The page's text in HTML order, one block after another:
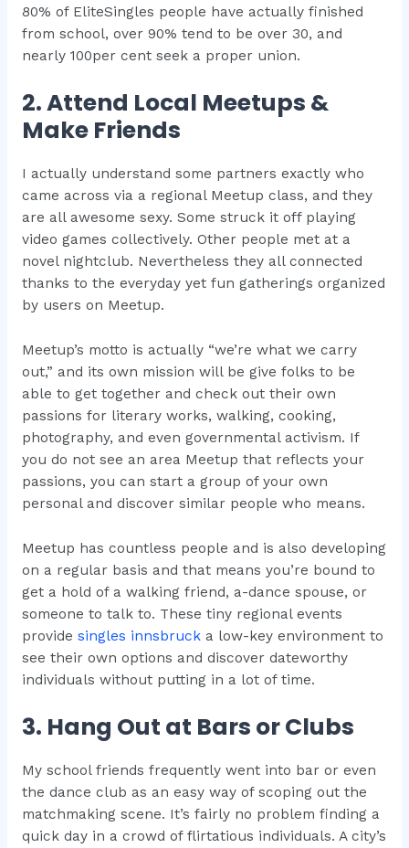
80% of EliteSingles people have actually finished
from school, over 90% tend to be over 30, and
nearly 100per cent seek a proper union.
2. Attend Local Meetups &
Make Friends
I actually understand some partners exactly who
came across via a regional Meetup class, and they
are all awesome sexy. Some struck it off playing
video games collectively. Other people met at a
novel nightclub. Nevertheless they all connected
thanks to the everyday yet fun gatherings organized
by users on Meetup.
Meetup’s motto is actually “we’re what we carry
out,” and its own mission will be give folks to be
able to get together and check out their own
passions for literary works, walking, cooking,
photography, and even governmental activism. If
you do not see an area Meetup that reflects your
passions, you can start a group of your own
personal and discover similar people who means.
Meetup has countless people and is also developing
on a regular basis and that means you’re bound to
get a hold of a walking friend, a-dance spouse, or
someone to talk to. These tiny regional events
provide singles innsbrucka low-key environment to
see their own options and discover dateworthy
individuals without putting in a lot of time.
3. Hang Out at Bars or Clubs
My school friends frequently went into bar or even
the dance club as an easy way of scoping out the
matchmaking scene. It’s fairly no problem finding a
quick day in a crowd of flirtatious individuals. A city’s